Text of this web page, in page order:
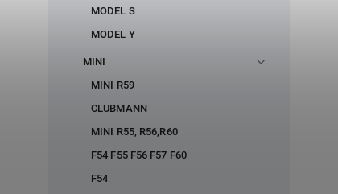
MODEL S
MODEL Y
MINI
MINI R59
CLUBMANN
MINI R55, R56,R60
F54 F55 F56 F57 F60
F54